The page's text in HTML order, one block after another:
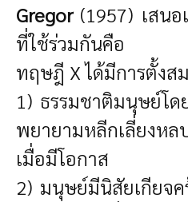
Gregor(1957) เสน
ที่ใช้ร่วมกันคือ
ทฤษฎี X ได้มีการตั้งส
1) ธรรมชาติมนุษย์โ
พยายามหลีกเลี่ยงห
เมื่อมีโอกาส
2) มนุษย์มีนิสัยเกียจค